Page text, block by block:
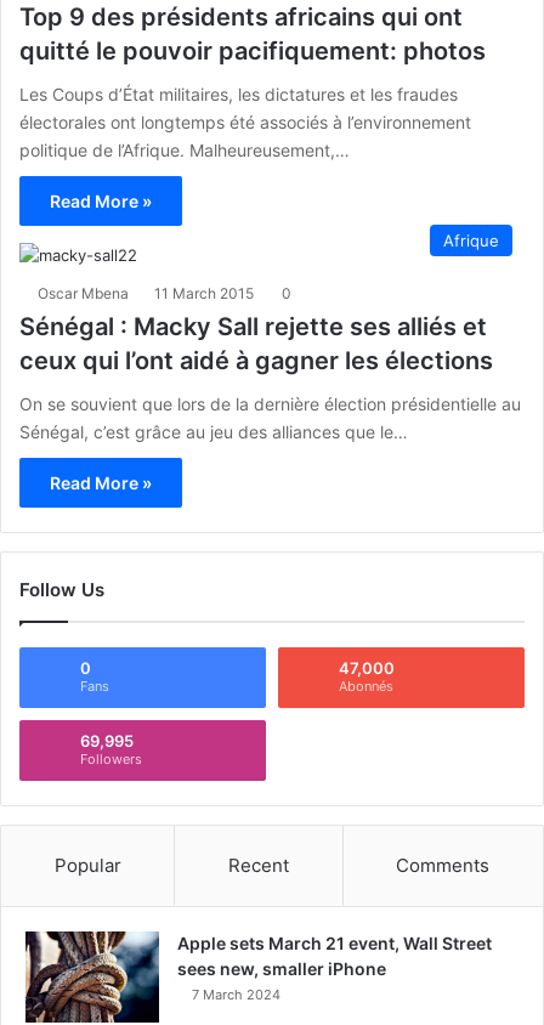
Top 9 des présidents africains qui ont
quitté le pouvoir pacifiquement: photos
Les Coups d’État militaires, les dictatures et les fraudes
électorales ont longtemps été associés à l’environnement
politique de l’Afrique. Malheureusement,…
Read More »
Afrique
Oscar Mbena 11 March 2015 0
Sénégal : Macky Sall rejette ses alliés et
ceux qui l’ont aidé à gagner les élections
On se souvient que lors de la dernière élection présidentielle au
Sénégal, c’est grâce au jeu des alliances que le…
Read More »
Follow Us
0
Fans
47,000
Abonnés
69,995
Followers
Popular Recent Comments
Apple sets March 21 event, Wall Street
sees new, smaller iPhone
7 March 2024